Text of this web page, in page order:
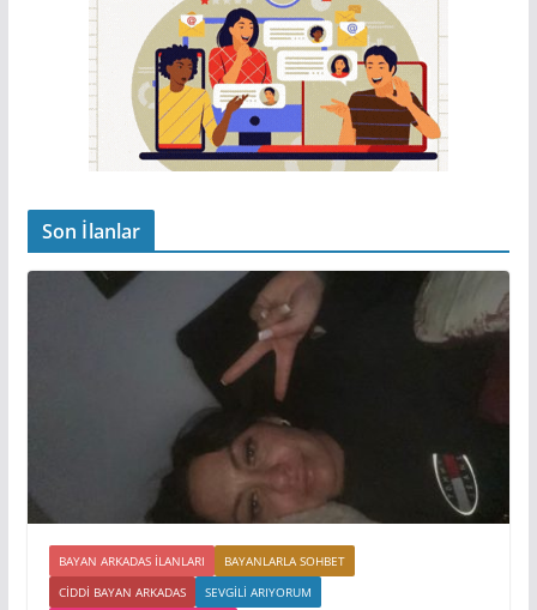
Son İlanlar
BAYAN ARKADAS ILANLARI
BAYANLARLA SOHBET
CIDDI BAYAN ARKADAS
SEVGILI ARIYORUM